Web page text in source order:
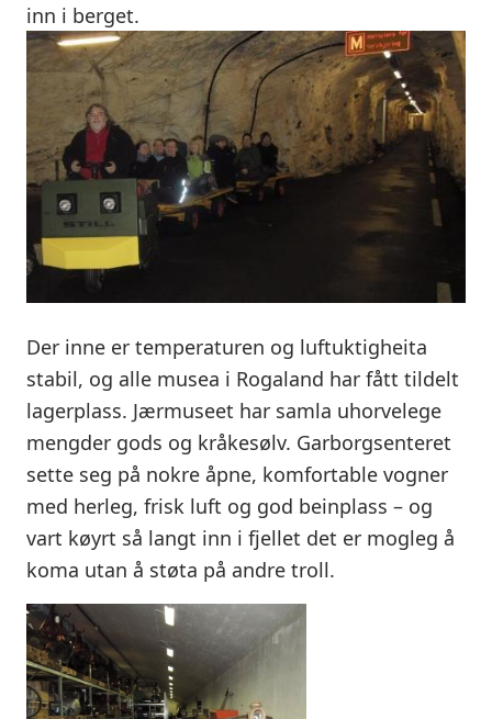
inn i berget.
Der inne er temperaturen og luftuktigheita
stabil, og alle musea i Rogaland har fått tildelt
lagerplass. Jærmuseet har samla uhorvelege
mengder gods og kråkesølv. Garborgsenteret
sette seg på nokre åpne, komfortable vogner
med herleg, frisk luft og god beinplass – og
vart køyrt så langt inn i fjellet det er mogleg å
koma utan å støta på andre troll.